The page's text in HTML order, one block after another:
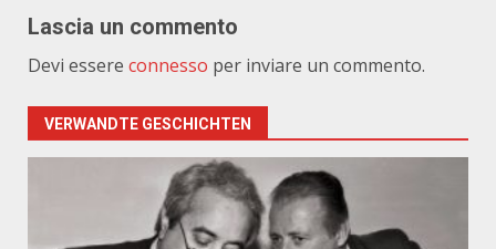
Lascia un commento
Devi essere connesso per inviare un commento.
VERWANDTE GESCHICHTEN